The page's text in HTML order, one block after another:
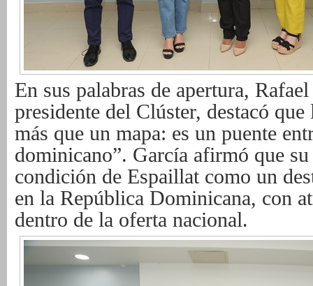
En sus palabras de apertura,
presidente del Clúster, destacó que
más que un mapa: es un puente
dominicano”. García afirmó que
condición de Espaillat como un
en la República Dominicana, con
dentro de la oferta nacional.